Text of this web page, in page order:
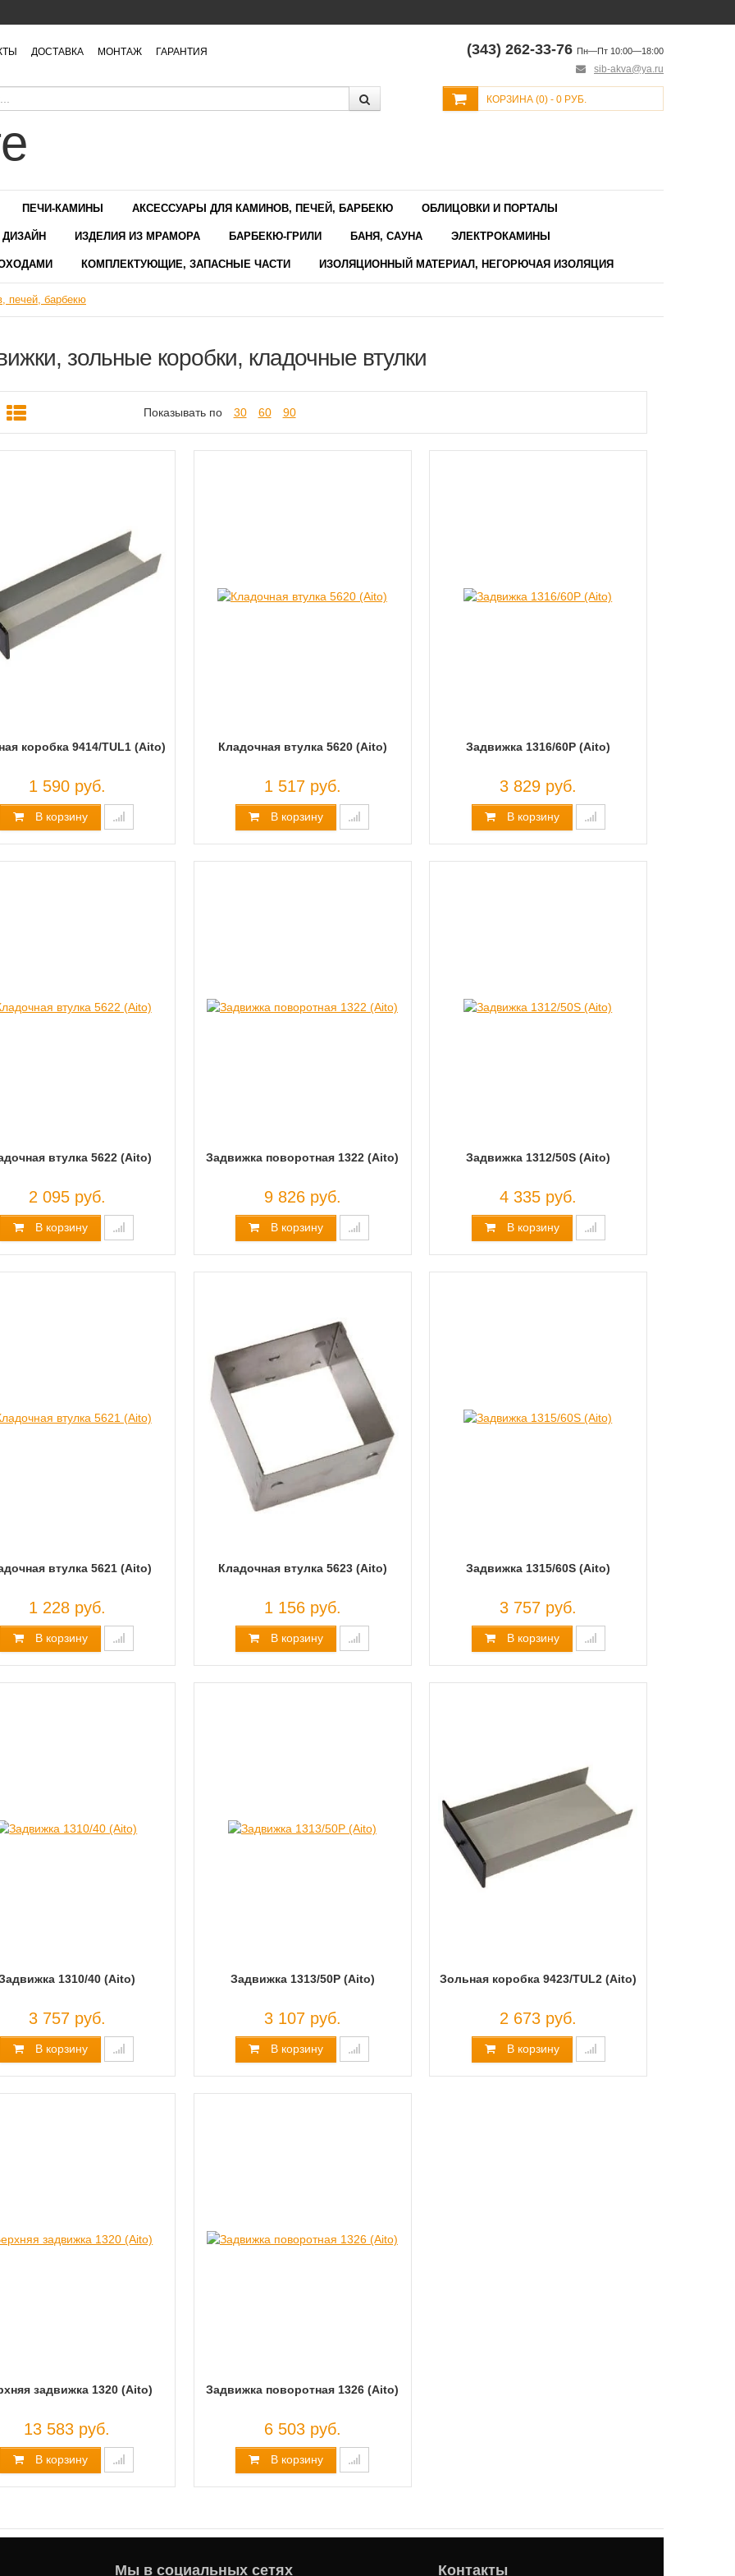
ДОСТАВКА МОНТАЖ ГАРАНТИЯ (343) 262-33-76 Пн—Пт 10:00—18:00
sib-akva@ya.ru
КОРЗИНА (0) - 0 РУБ.
ПЕЧИ-КАМИНЫ АКСЕССУАРЫ ДЛЯ КАМИНОВ, ПЕЧЕЙ, БАРБЕКЮ ОБЛИЦОВКИ И ПОРТАЛЫ
ИЗДЕЛИЯ ИЗ МРАМОРА БАРБЕКЮ-ГРИЛИ БАНЯ, САУНА ЭЛЕКТРОКАМИНЫ
КОМПЛЕКТУЮЩИЕ, ЗАПАСНЫЕ ЧАСТИ ИЗОЛЯЦИОННЫЙ МАТЕРИАЛ, НЕГОРЮЧАЯ ИЗОЛЯЦИЯ
печей, барбекю
зольные коробки, кладочные втулки
Показывать по 30 60 90
коробка 9414/TUL1 (Aito)
1 590 руб.
В корзину
Кладочная втулка 5620 (Aito)
1 517 руб.
В корзину
Задвижка 1316/60P (Aito)
3 829 руб.
В корзину
втулка 5622 (Aito)
2 095 руб.
В корзину
Задвижка поворотная 1322 (Aito)
9 826 руб.
В корзину
Задвижка 1312/50S (Aito)
4 335 руб.
В корзину
втулка 5621 (Aito)
1 228 руб.
В корзину
Кладочная втулка 5623 (Aito)
1 156 руб.
В корзину
Задвижка 1315/60S (Aito)
3 757 руб.
В корзину
1310/40 (Aito)
3 757 руб.
В корзину
Задвижка 1313/50P (Aito)
3 107 руб.
В корзину
Зольная коробка 9423/TUL2 (Aito)
2 673 руб.
В корзину
задвижка 1320 (Aito)
13 583 руб.
В корзину
Задвижка поворотная 1326 (Aito)
6 503 руб.
В корзину
Мы в социальных сетях Контакты